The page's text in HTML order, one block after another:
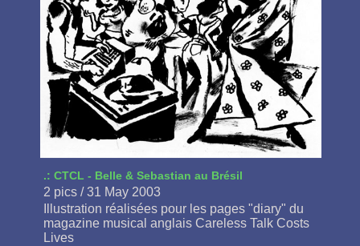
.: CTCL - Belle & Sebastian au Brésil
2 pics / 31 May 2003
Illustration réalisées pour les pages "diary" du
magazine musical anglais Careless Talk Costs
Lives